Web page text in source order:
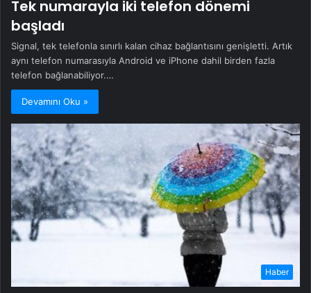
Tek numarayla iki telefon dönemi
başladı
Signal, tek telefonla sınırlı kalan cihaz bağlantısını genişletti. Artık
aynı telefon numarasıyla Android ve iPhone dahil birden fazla
telefon bağlanabiliyor.…
Devamını Oku »
Haber